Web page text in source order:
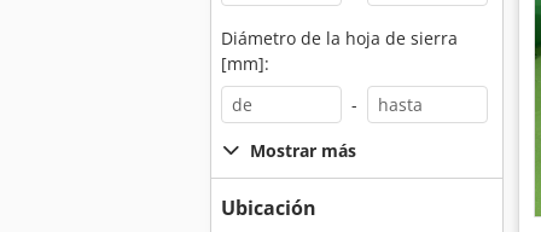
Diámetro de la hoja de sierra
[mm]:
-
Mostrar más
Ubicación